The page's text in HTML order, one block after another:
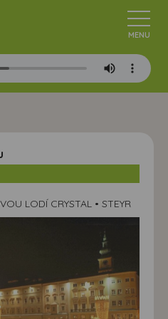
LODÍ CRYSTAL • STEYR